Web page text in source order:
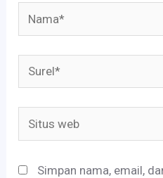
Nama*
Surel*
Situs
web
Simpan nama, email,